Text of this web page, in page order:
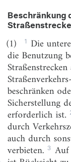
§ 9
§ 10
§ 11
Anlage 1 (zu § 5
Anlage 2 (zu § 7
Beschränkung
(1) 1 Die
die Benutzung
beschränken
Sicherstellung
erforderlich ist.
durch
auch durch
verbieten. 3